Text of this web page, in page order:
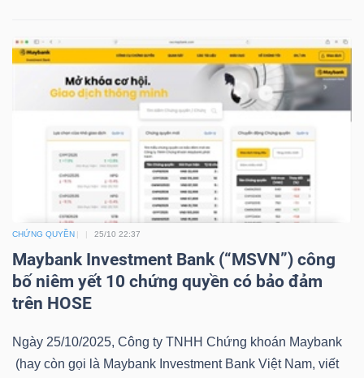
CHỨNG QUYỀN 25/10 22:37
Maybank Investment Bank (“MSVN”) công
bố niêm yết 10 chứng quyền có bảo đảm
trên HOSE
Ngày 25/10/2025, Công ty TNHH Chứng khoán Maybank
(hay còn gọi là Maybank Investment Bank Việt Nam, viết
DÙNG
THIẾT
CHĂM
SÓC
KHỎE